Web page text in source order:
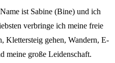
ist Sabine (Bine) und ich
verbringe ich meine freie
Klettersteig gehen, Wandern, E-
meine große Leidenschaft.